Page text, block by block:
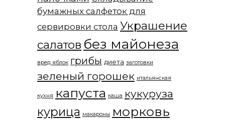
бумажных салфеток для
сервировки стола Украшение
салатов без майонеза
вред яблок грибы диета заготовки
зеленый горошек итальянская
кухня капуста каша кукуруза
курица макароны морковь